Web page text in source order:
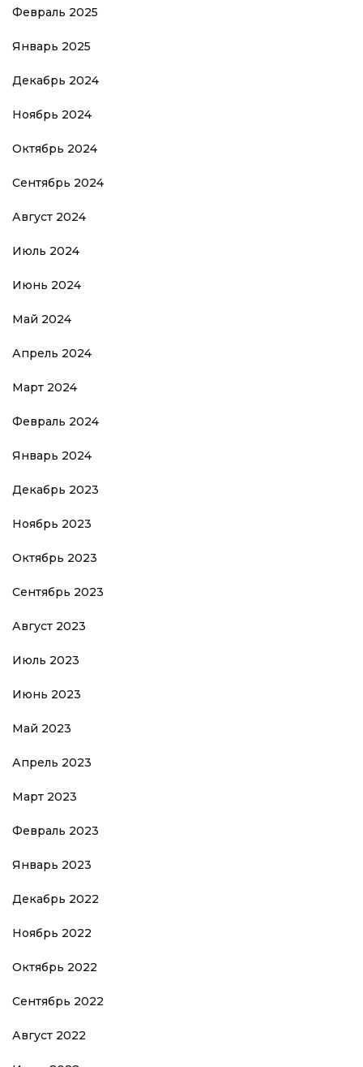
Февраль 2025
Январь 2025
Декабрь 2024
Ноябрь 2024
Октябрь 2024
Сентябрь 2024
Август 2024
Июль 2024
Июнь 2024
Май 2024
Апрель 2024
Март 2024
Февраль 2024
Январь 2024
Декабрь 2023
Ноябрь 2023
Октябрь 2023
Сентябрь 2023
Август 2023
Июль 2023
Июнь 2023
Май 2023
Апрель 2023
Март 2023
Февраль 2023
Январь 2023
Декабрь 2022
Ноябрь 2022
Октябрь 2022
Сентябрь 2022
Август 2022